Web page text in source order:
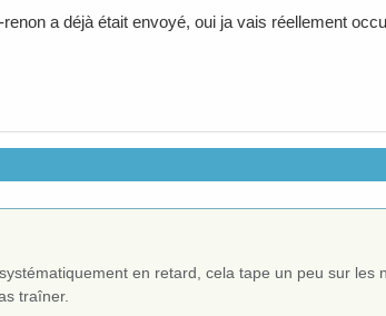
a déjà était envoyé, oui ja vais réellement
en retard, cela tape un peu sur les
traîner.